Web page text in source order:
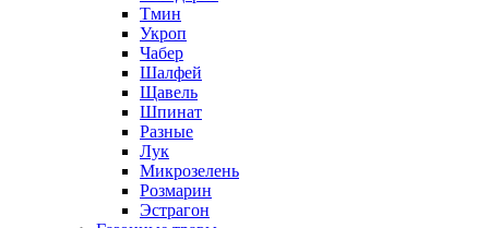
Тмин
Укроп
Чабер
Шалфей
Щавель
Шпинат
Разные
Лук
Микрозелень
Розмарин
Эстрагон